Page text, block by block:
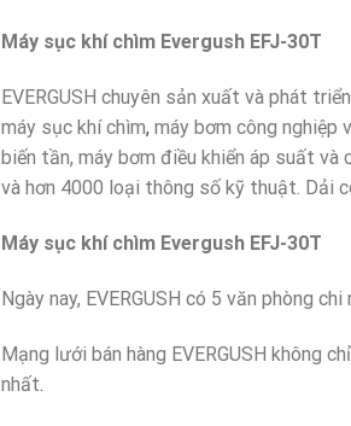
Máy sục khí chìm Evergush EFJ-30T
EVERGUSH chuyên sản xuất và phát
máy sục khí chìm, máy bơm công nghiệp
biến tần, máy bơm điều khiển áp suất và
và hơn 4000 loại thông số kỹ thuật. Dải
Máy sục khí chìm Evergush EFJ-30T
Ngày nay, EVERGUSH có 5 văn phòng
Mạng lưới bán hàng EVERGUSH không
nhất.